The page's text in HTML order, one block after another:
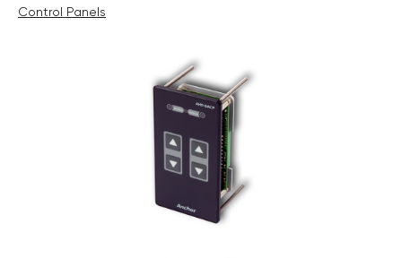
Control Panels